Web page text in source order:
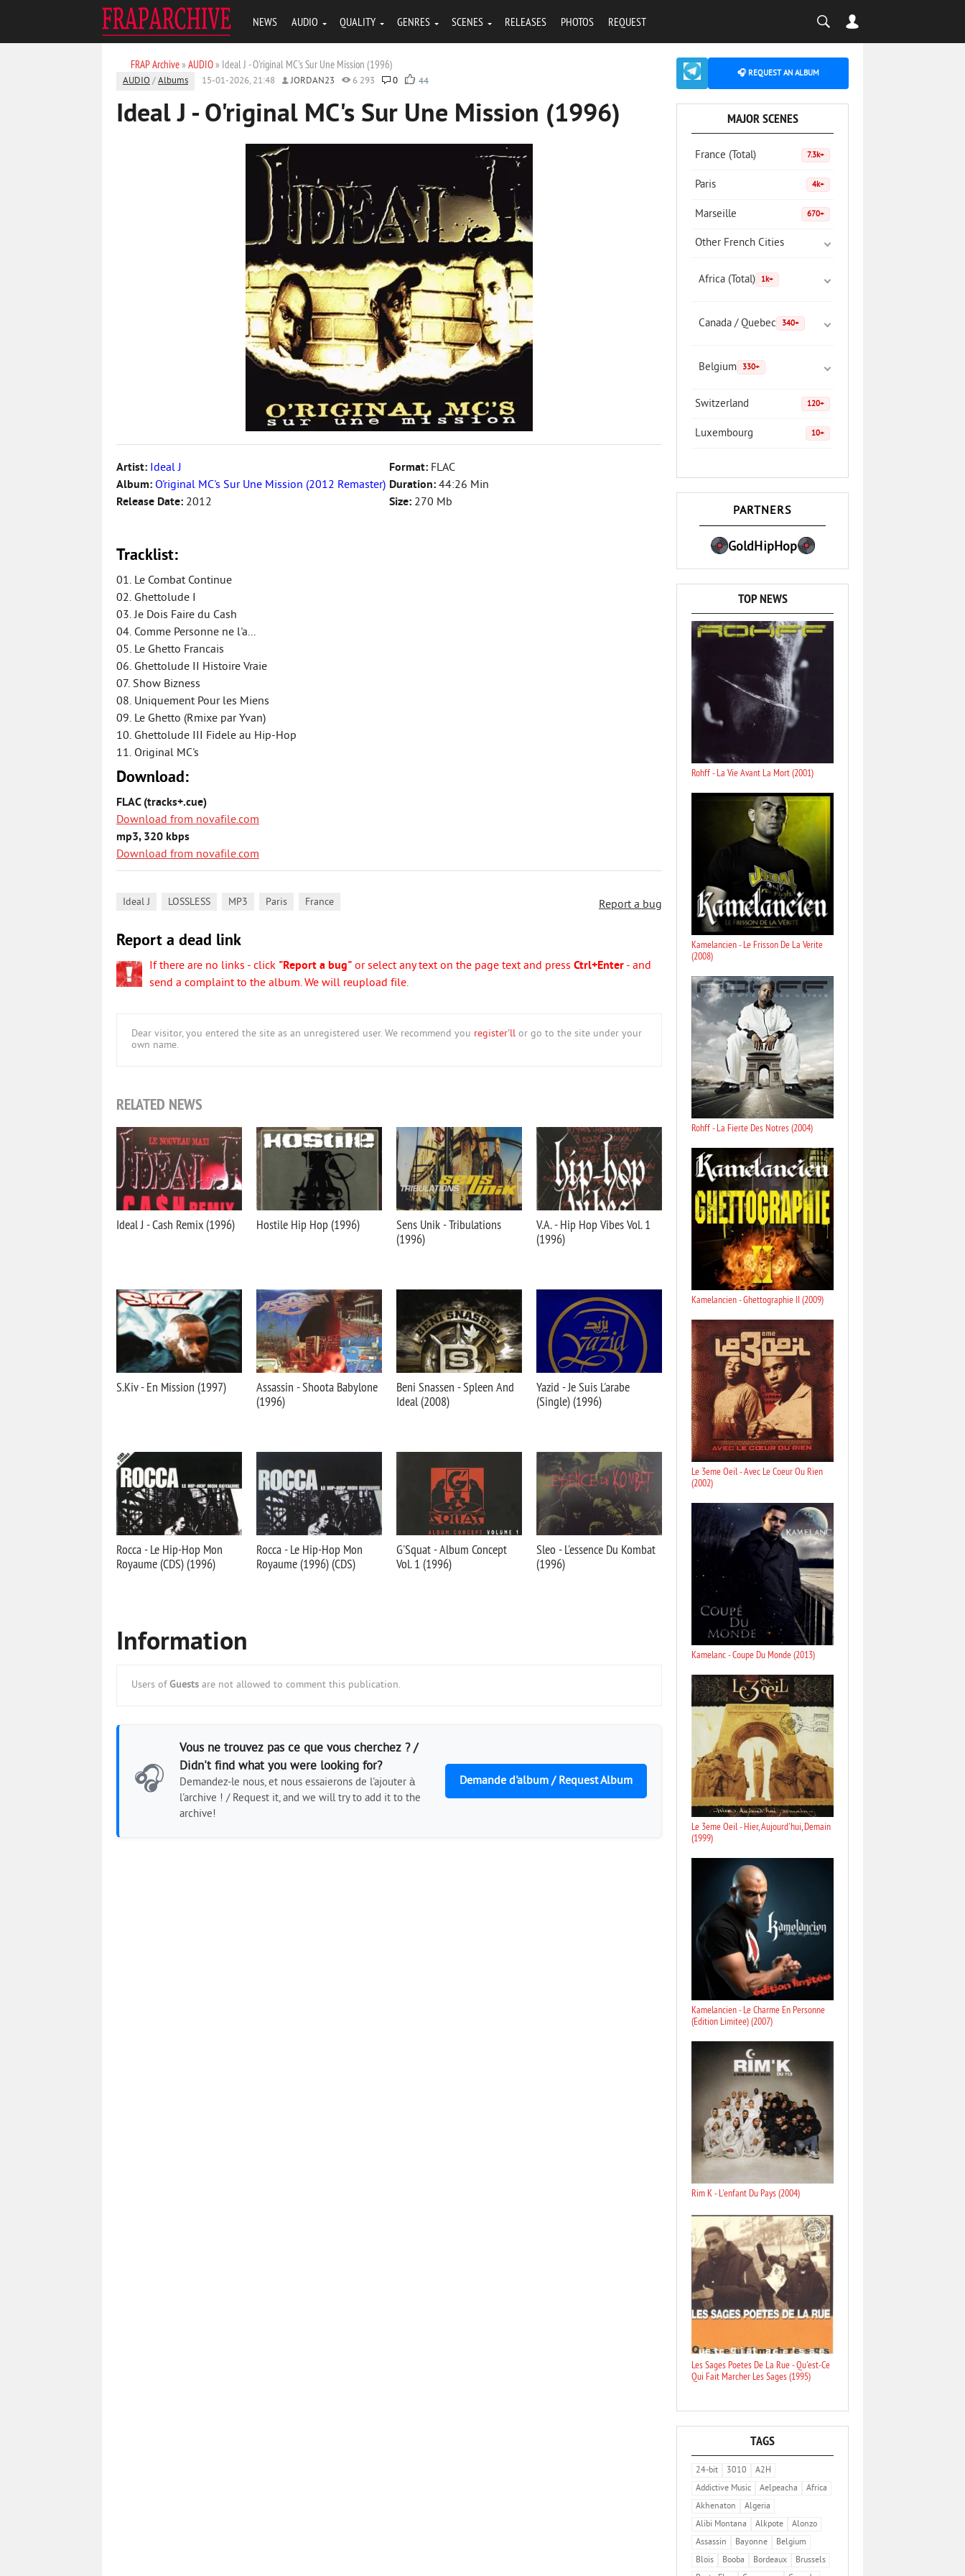
NEWS AUDIO QUALITY GENRES SCENES RELEASES PHOTOS REQUEST
FRAP Archive» AUDIO» Ideal J - O'riginal MC's Sur Une Mission (1996)
AUDIO /Albums 15-01-2026, 21:48 JORDAN23 6 293 0 44
Ideal J - O'riginal MC's Sur Une Mission (1996)
Artist: Ideal J
Album: O'riginal MC's Sur Une Mission (2012 Remaster)
Release Date: 2012
Format: FLAC
Duration: 44:26 Min
Size: 270 Mb
Tracklist:
01. Le Combat Continue
02. Ghettolude I
03. Je Dois Faire du Cash
04. Comme Personne ne l'a...
05. Le Ghetto Francais
06. Ghettolude II Histoire Vraie
07. Show Bizness
08. Uniquement Pour les Miens
09. Le Ghetto (Rmixe par Yvan)
10. Ghettolude III Fidele au Hip-Hop
11. Original MC's
Download:
FLAC (tracks+.cue)
Download from novafile.com
mp3, 320 kbps
Download from novafile.com
Report a bug
Ideal J LOSSLESS MP3 Paris France
Report a dead link
If there are no links - click "Report a bug" or select any text on the page text and press Ctrl+Enter - and
send a complaint to the album. We will reupload file.
Dear visitor, you entered the site as an unregistered user. We recommend you register'll or go to the site under your
own name.
RELATED NEWS
Ideal J - Cash Remix (1996) Hostile Hip Hop (1996)
Sens Unik - Tribulations
(1996)
V.A. - Hip Hop Vibes Vol. 1
(1996)
S.Kiv - En Mission (1997)
Assassin - Shoota Babylone
(1996)
Beni Snassen - Spleen And
Ideal (2008)
Yazid - Je Suis L'arabe
(Single) (1996)
Rocca - Le Hip-Hop Mon
Royaume (CDS) (1996)
Rocca - Le Hip-Hop Mon
Royaume (1996) (CDS)
G'Squat - Album Concept
Vol. 1 (1996)
Sleo - L'essence Du Kombat
(1996)
Information
Users of Guests are not allowed to comment this publication.
🎧
Vous ne trouvez pas ce que vous cherchez ? /
Didn't find what you were looking for?
Demandez-le nous, et nous essaierons de l'ajouter à
l'archive ! / Request it, and we will try to add it to the
archive!
Demande d'album / Request Album
🎧 REQUEST AN ALBUM
MAJOR SCENES
France (Total) 7.3k+
Paris 4k+
Marseille 670+
Other French Cities
Africa (Total) 1k+
Canada / Quebec 340+
Belgium 330+
Switzerland 120+
Luxembourg 10+
PARTNERS
GoldHipHop
TOP NEWS
Rohff - La Vie Avant La Mort (2001)
Kamelancien - Le Frisson De La Verite
(2008)
Rohff - La Fierte Des Notres (2004)
Kamelancien - Ghettographie II (2009)
Le 3eme Oeil - Avec Le Coeur Ou Rien
(2002)
Kamelanc - Coupe Du Monde (2013)
Le 3eme Oeil - Hier, Aujourd'hui, Demain
(1999)
Kamelancien - Le Charme En Personne
(Edition Limitee) (2007)
Rim K - L'enfant Du Pays (2004)
Les Sages Poetes De La Rue - Qu'est-Ce
Qui Fait Marcher Les Sages (1995)
TAGS
24-bit 3010
A2H
Addictive Music
Aelpeacha
Africa
Akhenaton
Algeria
Alibi Montana
Alkpote
Alonzo
Assassin
Bayonne
Belgium
Blois
Booba Bordeaux
Brussels